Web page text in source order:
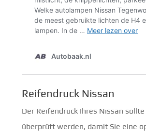
Reifendruck Nissan
Der Reifendruck Ihres Nissan
überprüft werden, damit Sie eine